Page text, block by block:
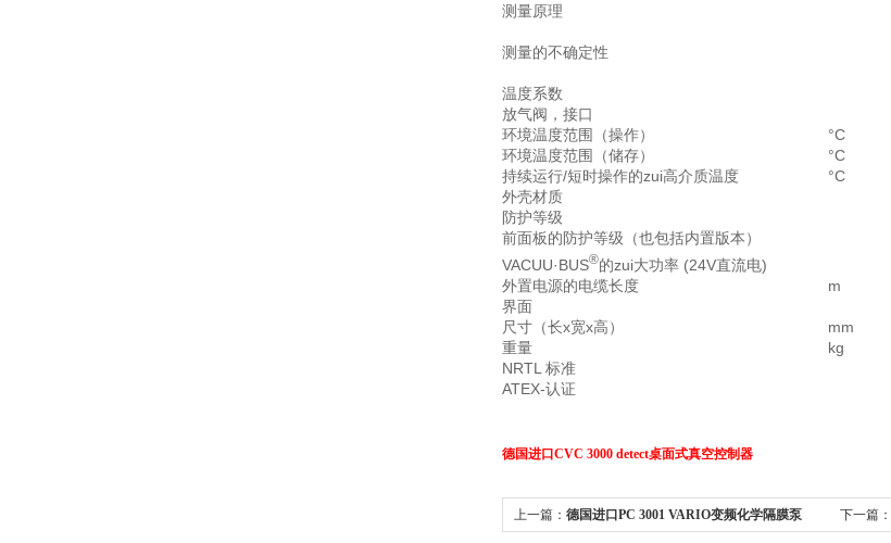
测量原理
测量的不确定性
温度系数
放气阀，接口
环境温度范围（操作）
°C
环境温度范围（储存）
°C
持续运行/短时操作的zui高介质温度
°C
外壳材质
防护等级
前面板的防护等级（也包括内置版本）
VACUU·BUS®的zui大功率 (24V直流电)
外置电源的电缆长度
m
界面
尺寸（长x宽x高）
mm
重量
kg
NRTL 标准
ATEX-认证
德国进口CVC 3000 detect桌面式真空控制器
上一篇： 德国进口PC 3001 VARIO变频化学隔膜泵 下一篇：